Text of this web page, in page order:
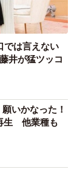
は言えない
井が猛ツッコ
いかなった！
生 他業種も